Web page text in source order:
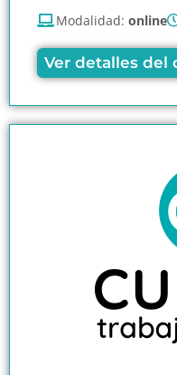
Modalidad: online
Ver detalles del